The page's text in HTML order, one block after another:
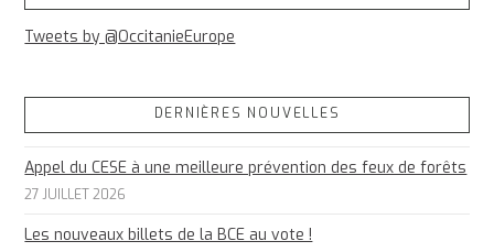
Tweets by @OccitanieEurope
DERNIÈRES NOUVELLES
Appel du CESE à une meilleure prévention des feux de forêts
27 JUILLET 2026
Les nouveaux billets de la BCE au vote !